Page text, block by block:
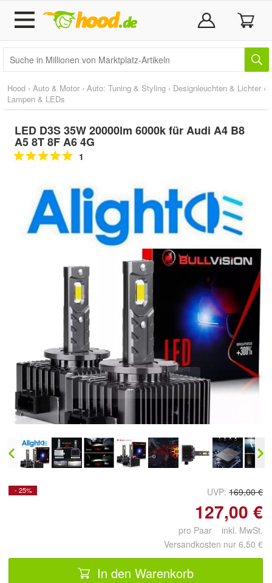
Hood › Auto & Motor › Auto: Tuning & Styling › Designleuchten & Lichter ›
Lampen & LEDs
LED D3S 35W 20000lm 6000k für Audi A4 B8
A5 8T 8F A6 4G
1
Doppelt antippen zum
vergrößern
- 25% UVP: 169,00 €
127,00 €
pro Paar inkl. MwSt.
Versandkosten nur 6,50 €
In den Warenkorb